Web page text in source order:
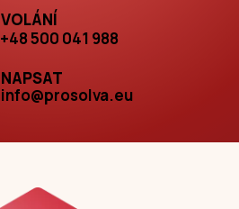
VOLÁNÍ
+48 500 041 988
NAPSAT
info@prosolva.eu